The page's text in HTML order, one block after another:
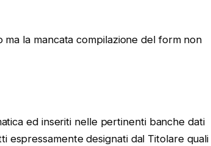
la mancata compilazione del form non
ed inseriti nelle pertinenti banche dati
espressamente designati dal Titolare quali